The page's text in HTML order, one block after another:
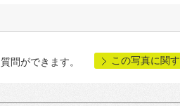
問ができます。 この写真に関